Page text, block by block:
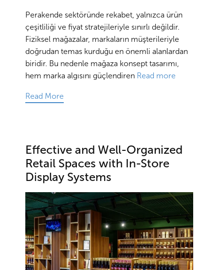
Perakende sektöründe rekabet, yalnızca ürün
çeşitliliği ve fiyat stratejileriyle sınırlı değildir.
Fiziksel mağazalar, markaların müşterileriyle
doğrudan temas kurduğu en önemli alanlardan
biridir. Bu nedenle mağaza konsept tasarımı,
hem marka algısını güçlendiren Read more
Read More
Effective and Well-Organized
Retail Spaces with In-Store
Display Systems